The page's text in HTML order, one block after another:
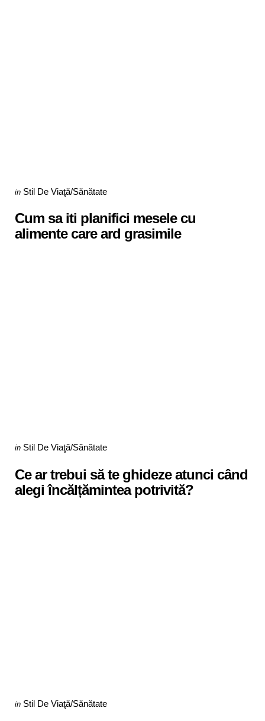
Categories
Posted
in Stil De Viaţă/Sănătate
Cum sa iti planifici mesele cu
alimente care ard grasimile
Categories
Posted
in Stil De Viaţă/Sănătate
Ce ar trebui să te ghideze atunci când
alegi încălțămintea potrivită?
Categories
Posted
in Stil De Viaţă/Sănătate